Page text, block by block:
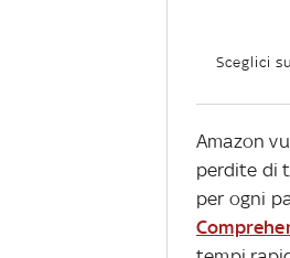
Sceglici
Amazon
perdite di
per ogni